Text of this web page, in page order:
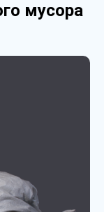
мусора